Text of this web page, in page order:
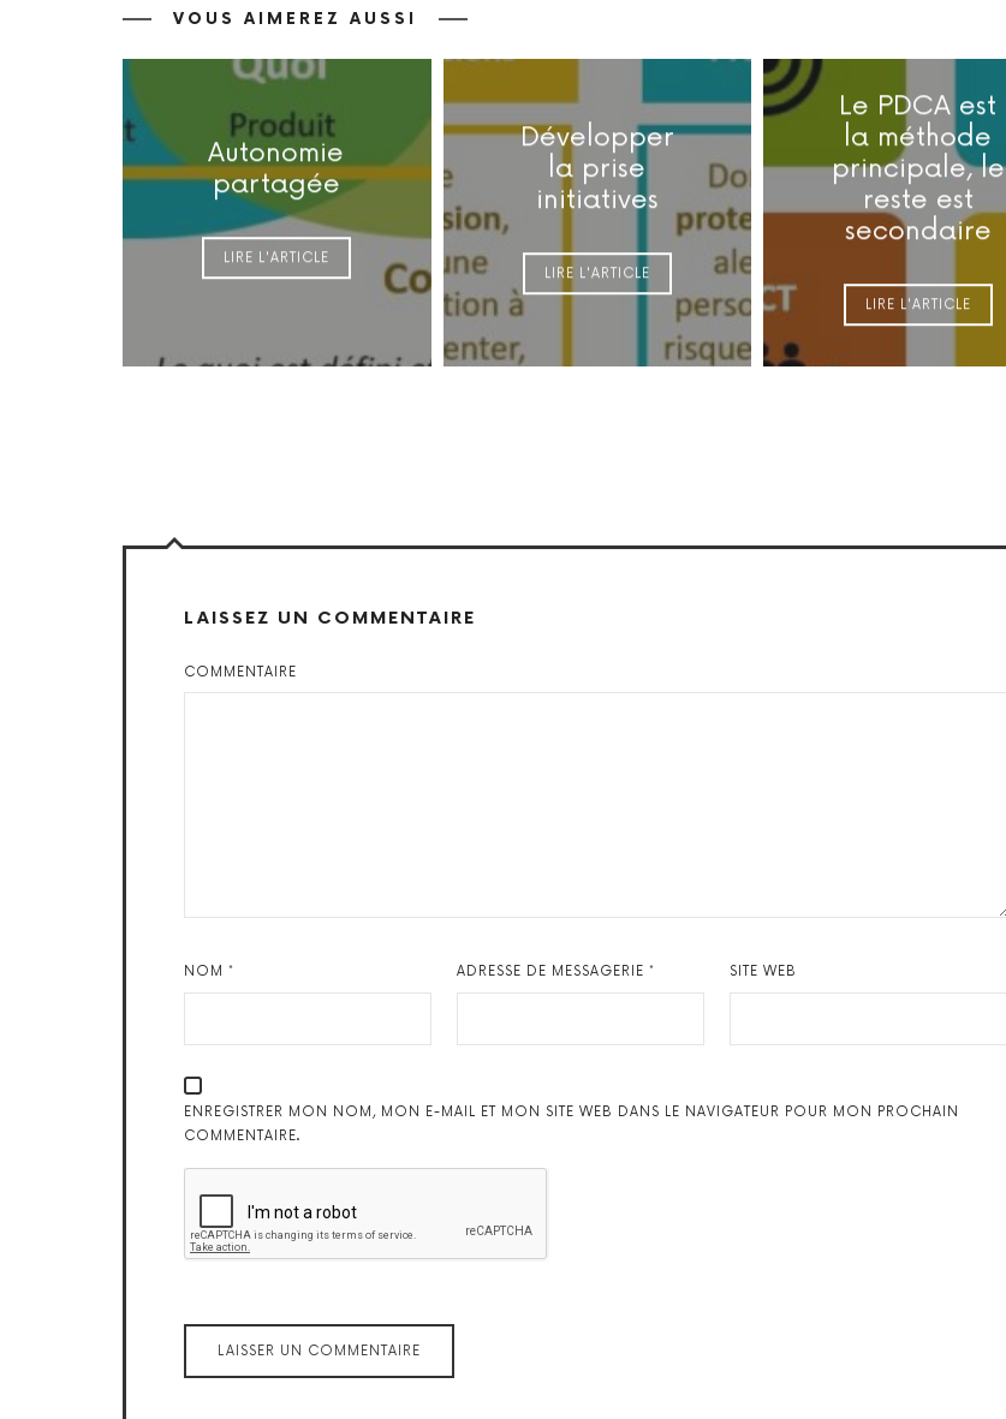
VOUS AIMEREZ AUSSI
Autonomie
partagée
LIRE L'ARTICLE
Développer
la prise
initiatives
LIRE L'ARTICLE
Le PDCA est
la méthode
principale, le
reste est
secondaire
LIRE L'ARTICLE
LAISSEZ UN COMMENTAIRE
COMMENTAIRE
NOM * ADRESSE DE MESSAGERIE* SITE WEB
ENREGISTRER MON NOM, MON E-MAIL ET MON SITE WEB DANS LE NAVIGATEUR POUR MON PROCHAIN
COMMENTAIRE.